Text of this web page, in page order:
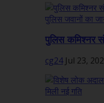
पुलिस कमिश्नर
cg24 Jul 23,